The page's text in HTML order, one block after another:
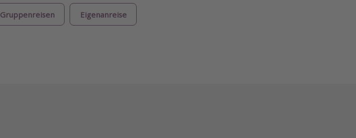
Gruppenreisen Eigenanreise